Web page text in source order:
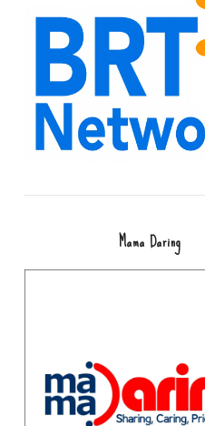
Mama Daring